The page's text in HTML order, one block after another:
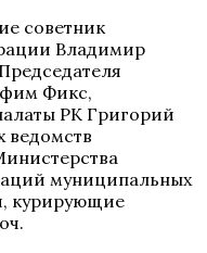
советник
Владимир
Фикс,
РК Григорий
ведомств
муниципальных
курирующие